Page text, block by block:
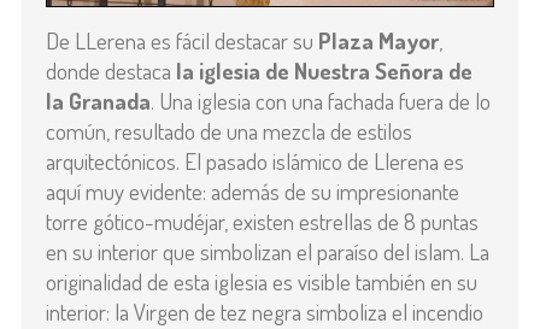
De LLerena es fácil destacar su Plaza Mayor,
donde destaca la iglesia de Nuestra Señora de
la Granada. Una iglesia con una fachada fuera de lo
común, resultado de una mezcla de estilos
arquitectónicos. El pasado islámico de Llerena es
aquí muy evidente: además de su impresionante
torre gótico-mudéjar, existen estrellas de 8 puntas
en su interior que simbolizan el paraíso del islam. La
originalidad de esta iglesia es visible también en su
interior: la Virgen de tez negra simboliza el incendio